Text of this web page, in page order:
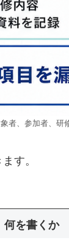
者、参加者、
す。
何を書くか